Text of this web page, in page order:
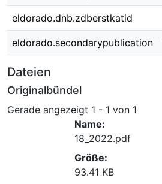
eldorado.dnb.zdberstkatid
eldorado.secondarypublication
Dateien
Originalbündel
Gerade angezeigt 1 - 1 von 1
Name:
18_2022.pdf
Größe:
93.41 KB